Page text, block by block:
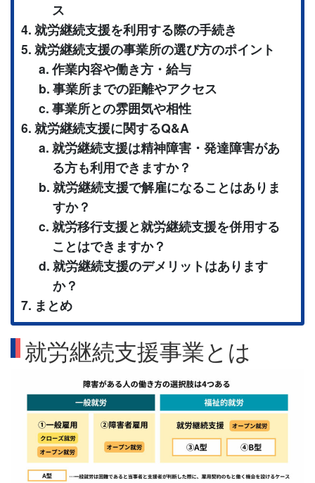
ス
就労継続支援を利用する際の手続き
就労継続支援の事業所の選び方のポイント
作業内容や働き方・給与
事業所までの距離やアクセス
事業所との雰囲気や相性
就労継続支援に関するQ&A
就労継続支援は精神障害・発達障害があ
る方も利用できますか？
就労継続支援で解雇になることはありま
すか？
就労移行支援と就労継続支援を併用する
ことはできますか？
就労継続支援のデメリットはあります
か？
まとめ
就労継続支援事業とは